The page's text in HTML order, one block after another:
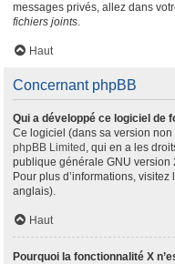
messages privés, allez dans
fichiers joints.
Haut
Concernant phpBB
Qui a développé ce logiciel de
Ce logiciel (dans sa version
phpBB Limited , qui en a les
publique générale GNU version
Pour plus d’informations, visitez
anglais).
Haut
Pourquoi la fonctionnalité X